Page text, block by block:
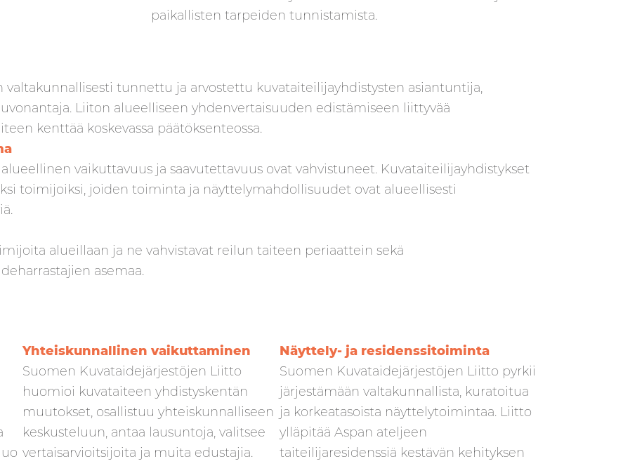
paikallisten tarpeiden tunnistamista.
tunnettu ja arvostettu kuvataiteilijayhdistysten asiantuntija,
Liiton alueelliseen yhdenvertaisuuden edistämiseen liittyvää
kenttää koskevassa päätöksenteossa.
vaikuttavuus ja saavutettavuus ovat vahvistuneet. Kuvataiteilijayhdistykset
toimijoiksi, joiden toiminta ja näyttelymahdollisuudet ovat alueellisesti
alueillaan ja ne vahvistavat reilun taiteen periaattein sekä
asemaa.
Yhteiskunnallinen vaikuttaminen
Suomen Kuvataidejärjestöjen Liitto
huomioi kuvataiteen yhdistyskentän
muutokset, osallistuu yhteiskunnalliseen
keskusteluun, antaa lausuntoja, valitsee
vertaisarvioitsijoita ja muita edustajia.
Näyttely- ja residenssitoiminta
Suomen Kuvataidejärjestöjen Liitto pyrkii
järjestämään valtakunnallista, kuratoitua
ja korkeatasoista näyttelytoimintaa. Liitto
ylläpitää Aspan ateljeen
taiteilijaresidenssiä kestävän kehityksen